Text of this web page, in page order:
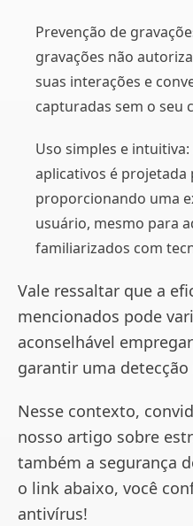
Prevenção de
gravações não
suas interações e
capturadas sem o seu
Uso simples e
aplicativos é projetada
proporcionando uma
usuário, mesmo para
familiarizados com
Vale ressaltar que a
mencionados pode
aconselhável
garantir uma
Nesse contexto,
nosso artigo sobre
também a segurança
o link abaixo, você
antivírus!